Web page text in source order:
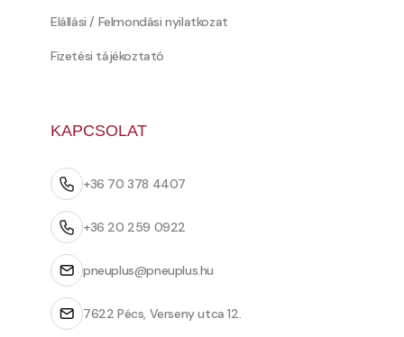
Elállási / Felmondási nyilatkozat
Fizetési tájékoztató
KAPCSOLAT
+36 70 378 4407
+36 20 259 0922
pneuplus@pneuplus.hu
7622 Pécs, Verseny utca 12.